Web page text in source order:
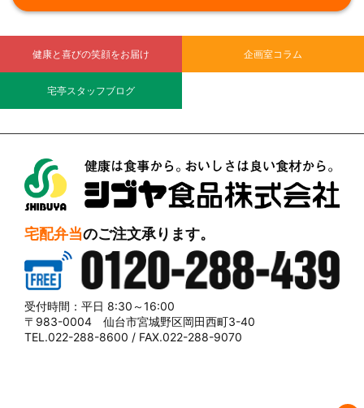
健康と喜びの笑顔をお届け 企画室コラム
宅亭スタッフブログ
宅配弁当のご注文承ります。
0120-288-439
受付時間：平日 8:30～16:00
〒983-0004 仙台市宮城野区岡田西町3-40
TEL.022-288-8600 / FAX.022-288-9070